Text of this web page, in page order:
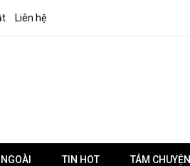
Liên hệ
TIN HOT TÁM CHUYỆN